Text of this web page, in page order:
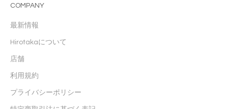
COMPANY
最新情報
Hirotakaについて
店舗
利用規約
プライバシーポリシー